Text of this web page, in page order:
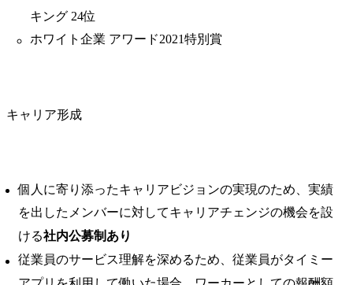
キング 24位
ホワイト企業 アワード2021特別賞
キャリア形成
個人に寄り添ったキャリアビジョンの実現のため、実績
を出したメンバーに対してキャリアチェンジの機会を設
ける社内公募制あり
従業員のサービス理解を深めるため、従業員がタイミー